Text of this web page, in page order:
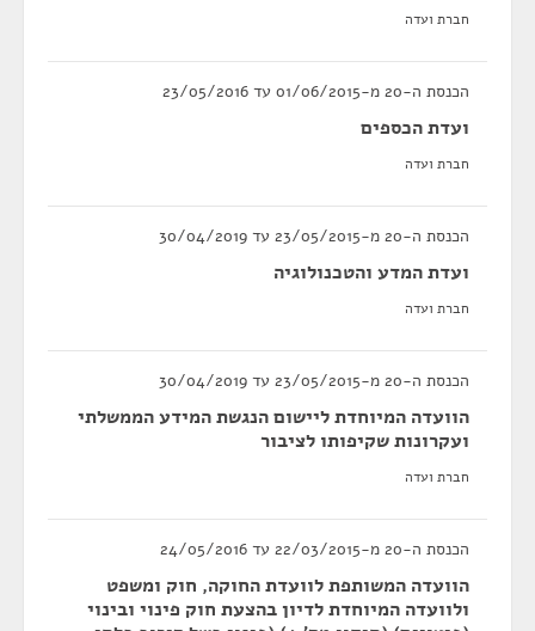
חברת ועדה
הכנסת ה-20 מ-01/06/2015 עד 23/05/2016
ועדת הכספים
חברת ועדה
הכנסת ה-20 מ-23/05/2015 עד 30/04/2019
ועדת המדע והטכנולוגיה
חברת ועדה
הכנסת ה-20 מ-23/05/2015 עד 30/04/2019
הוועדה המיוחדת ליישום הנגשת המידע הממשלתי
ועקרונות שקיפותו לציבור
חברת ועדה
הכנסת ה-20 מ-22/03/2015 עד 24/05/2016
הוועדה המשותפת לוועדת החוקה, חוק ומשפט
ולוועדה המיוחדת לדיון בהצעת חוק פינוי ובינוי